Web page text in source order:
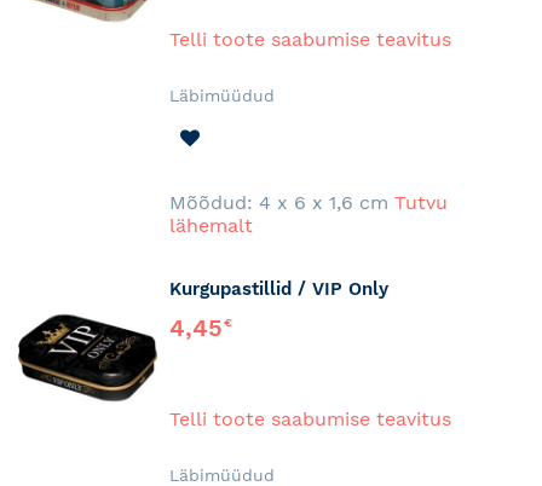
Telli toote saabumise teavitus
Läbimüüdud
Mõõdud: 4 x 6 x 1,6 cm Tutvu
lähemalt
Kurgupastillid / VIP Only
4,45€
Telli toote saabumise teavitus
Läbimüüdud